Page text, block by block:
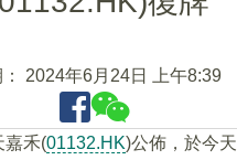
2024年6月24日 上午8:39
嘉禾(01132.HK)公佈，於今天